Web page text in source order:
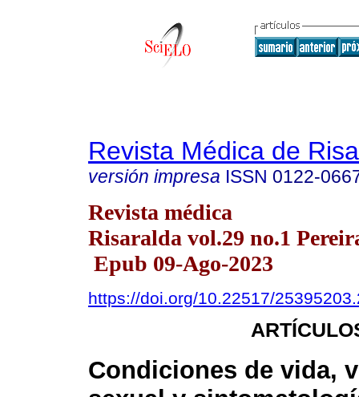
Revista Médica de
versión impresa ISSN 0122-
Revista médica
Risaralda vol.29 no.1
Epub 09-Ago-2023
https://doi.org/10.22517/
Condiciones de vida,